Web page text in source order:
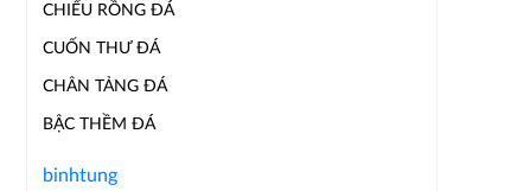
CHIẾU RỒNG ĐÁ
CUỐN THƯ ĐÁ
CHÂN TẢNG ĐÁ
BẬC THỀM ĐÁ
binhtung